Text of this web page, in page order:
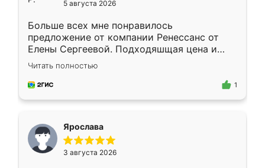
5 августа 2026
Больше всех мне понравилось
предложение от компании Ренессанс от
Елены Сергеевой. Подходяшщая цена и
короткие сроки изготовления. Приехавший
для замера сотрудник Владислав
предложил по моему эскизу самый
Читать полностью
1
Ярослава
3 августа 2026